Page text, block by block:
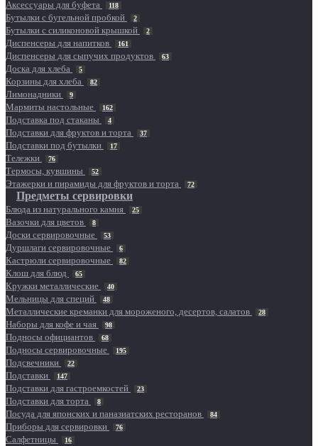
Аксессуары для буфета 118
Бутылки с бугельной пробкой 2
Бутылки с силиконовой крышкой 2
Диспенсеры для напитков 161
Диспенсеры для сыпучих продуктов 63
Доска для хлеба 5
Корзины для хлеба 82
Лимонадники 9
Мармиты настольные 162
Подставка под стаканы 4
Подставки для фруктов и торта 37
Подставки под бутылки 17
Тележки 76
Термосы, кувшины 52
Этажерки и пирамиды для фруктов и торта 72
Предметы сервировки
Блюда из натурального камня 25
Вазочки для цветов 8
Доски сервировочные 53
Дуршлаги сервировочные 6
Кастрюли сервировочные 82
Клош для блюд 65
Кружки металлические 40
Мельницы для специй 48
Металлические креманки для мороженого, десертов, салатов 28
Наборы для кофе и чая 98
Подносы официантов 68
Подносы сервировочные 195
Подсвечники 22
Подставки 147
Подставки для гастроемкостей 23
Подставки для торта 8
Посуда для японских и паназиатских ресторанов 84
Приборы для сервировки 76
Салфетницы 16